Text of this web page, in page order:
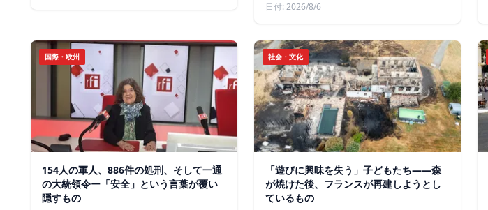
日付: 2026/8/6
国際・欧州
154人の軍人、886件の処刑、そして一通
の大統領令ー「安全」という言葉が覆い
隠すもの
社会・文化
「遊びに興味を失う」子どもたち——森
が焼けた後、フランスが再建しようとし
ているもの